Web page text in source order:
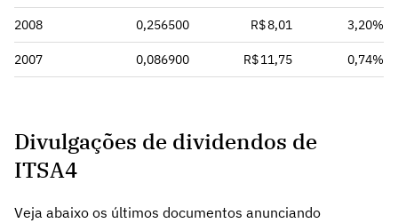
2008 0,256500 R$ 8,01 3,20%
2007 0,086900 R$ 11,75 0,74%
Divulgações de dividendos de
ITSA4
Veja abaixo os últimos documentos anunciando